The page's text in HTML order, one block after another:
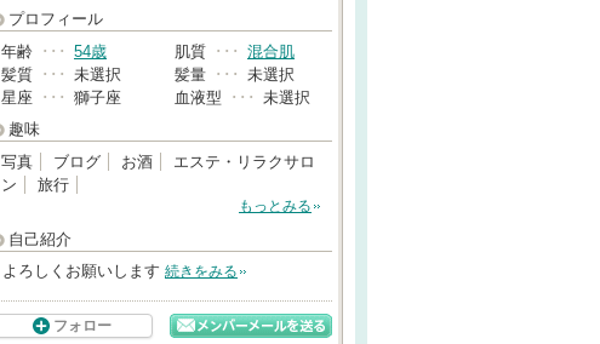
プロフィール
年齢 ･･･ 54歳 肌質 ･･･ 混合肌
髪質 ･･･ 未選択 髪量 ･･･ 未選択
星座 ･･･ 獅子座 血液型 ･･･ 未選択
趣味
写真
ブログ お酒
エステ・リラクサロ
ン
旅行
もっとみる
自己紹介
よろしくお願いします 続きをみる
フォロー